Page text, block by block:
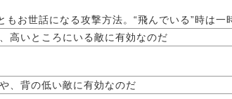
お世話になる攻撃方法。“飛んでいる”時は一
高いところにいる敵に有効なのだ
、背の低い敵に有効なのだ